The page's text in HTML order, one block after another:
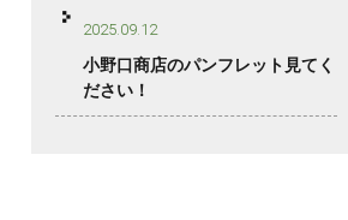
2025.09.12
小野口商店のパンフレット見てく
ださい！